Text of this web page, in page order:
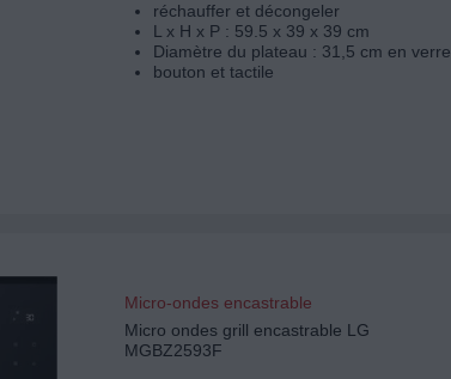
réchauffer et décongeler
L x H x P : 59.5 x 39 x 39 cm
Diamètre du plateau : 31,5 cm en verre
bouton et tactile
Micro-ondes encastrable
Micro ondes grill encastrable LG
MGBZ2593F